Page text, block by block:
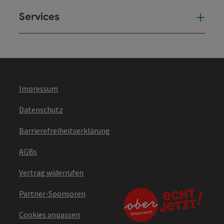
Services
Impressum
Datenschutz
Barrierefreiheitserklärung
AGBs
Vertrag widerrufen
Partner-Sponsoren
Cookies anpassen